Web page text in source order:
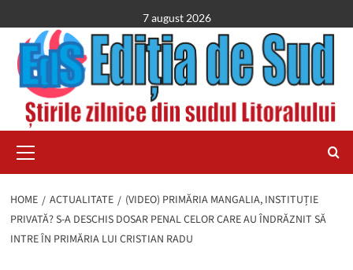
to
content
7 august 2026
Menu
HOME ACTUALITATE
(VIDEO) PRIMĂRIA MANGALIA, INSTITUȚIE
PRIVATĂ? S-A DESCHIS DOSAR PENAL CELOR CARE AU ÎNDRĂZNIT SĂ
INTRE ÎN PRIMĂRIA LUI CRISTIAN RADU